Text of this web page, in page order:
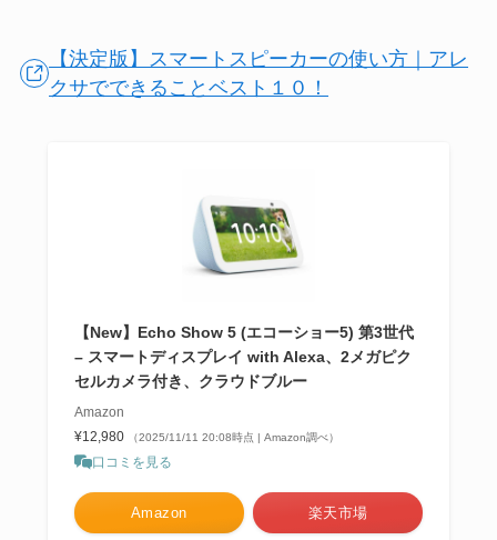
【決定版】スマートスピーカーの使い方｜アレ
クサでできることベスト１０！
【New】Echo Show 5 (エコーショー5) 第3世代
– スマートディスプレイ with Alexa、2メガピク
セルカメラ付き、クラウドブルー
Amazon
¥12,980
（2025/11/11 20:08時点 | Amazon調べ）
口コミを見る
Amazon 楽天市場